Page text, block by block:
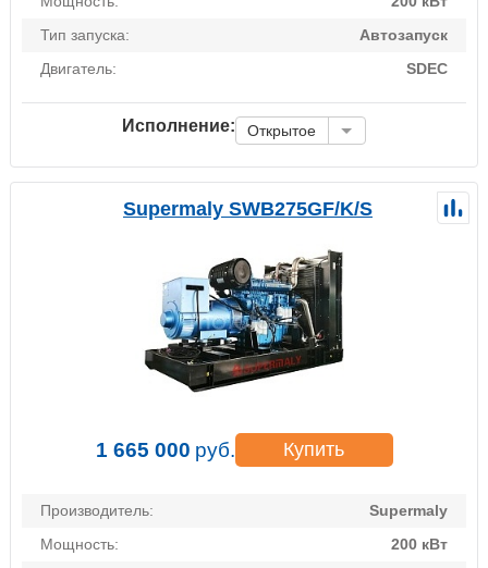
Тип запуска:
Автозапуск
Двигатель:
SDEC
Исполнение: Открытое
Supermaly SWB275GF/K/S
1 665 000 руб. Купить
Производитель:
Supermaly
Мощность:
200 кВт